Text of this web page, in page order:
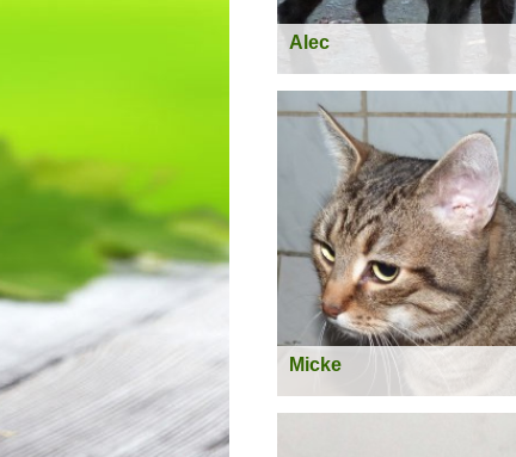
Alec
Geschlecht:
männlich
Kastriert:nein
Rasse:Labrador-
Micke